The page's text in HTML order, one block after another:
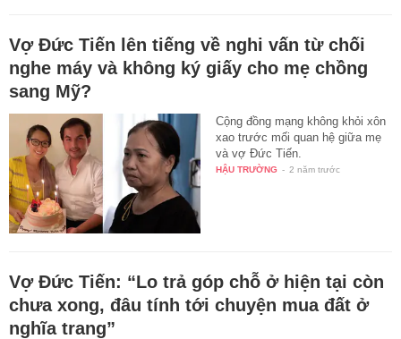
Vợ Đức Tiến lên tiếng về nghi vấn từ chối
nghe máy và không ký giấy cho mẹ chồng
sang Mỹ?
Cộng đồng mạng không khỏi xôn
xao trước mối quan hệ giữa mẹ
và vợ Đức Tiến.
HẬU TRƯỜNG - 2 năm trước
Vợ Đức Tiến: “Lo trả góp chỗ ở hiện tại còn
chưa xong, đâu tính tới chuyện mua đất ở
nghĩa trang”